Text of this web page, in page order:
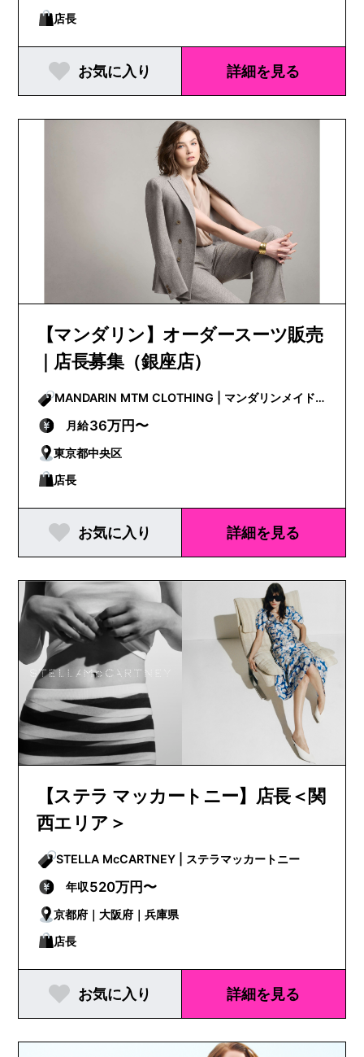
店長
お気に入り 詳細を見る
【マンダリン】オーダースーツ販売
｜店長募集（銀座店）
MANDARIN MTM CLOTHING | マンダリンメイド
トゥメジャークロージング
月給36万円〜
東京都中央区
店長
お気に入り 詳細を見る
【ステラ マッカートニー】店長＜関
西エリア＞
STELLA McCARTNEY | ステラマッカートニー
年収520万円〜
京都府｜大阪府｜兵庫県
店長
お気に入り 詳細を見る